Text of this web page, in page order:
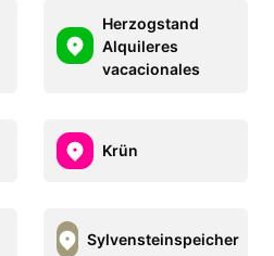
Herzogstand
Alquileres
vacacionales
Krün
Sylvensteinspeicher